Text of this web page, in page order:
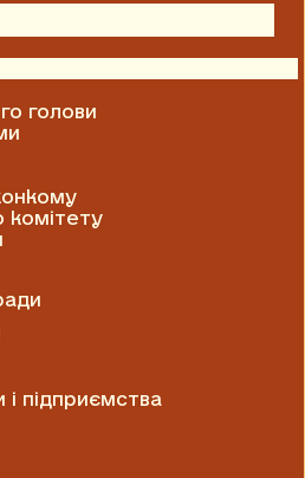
голови
комітету
і підприємства